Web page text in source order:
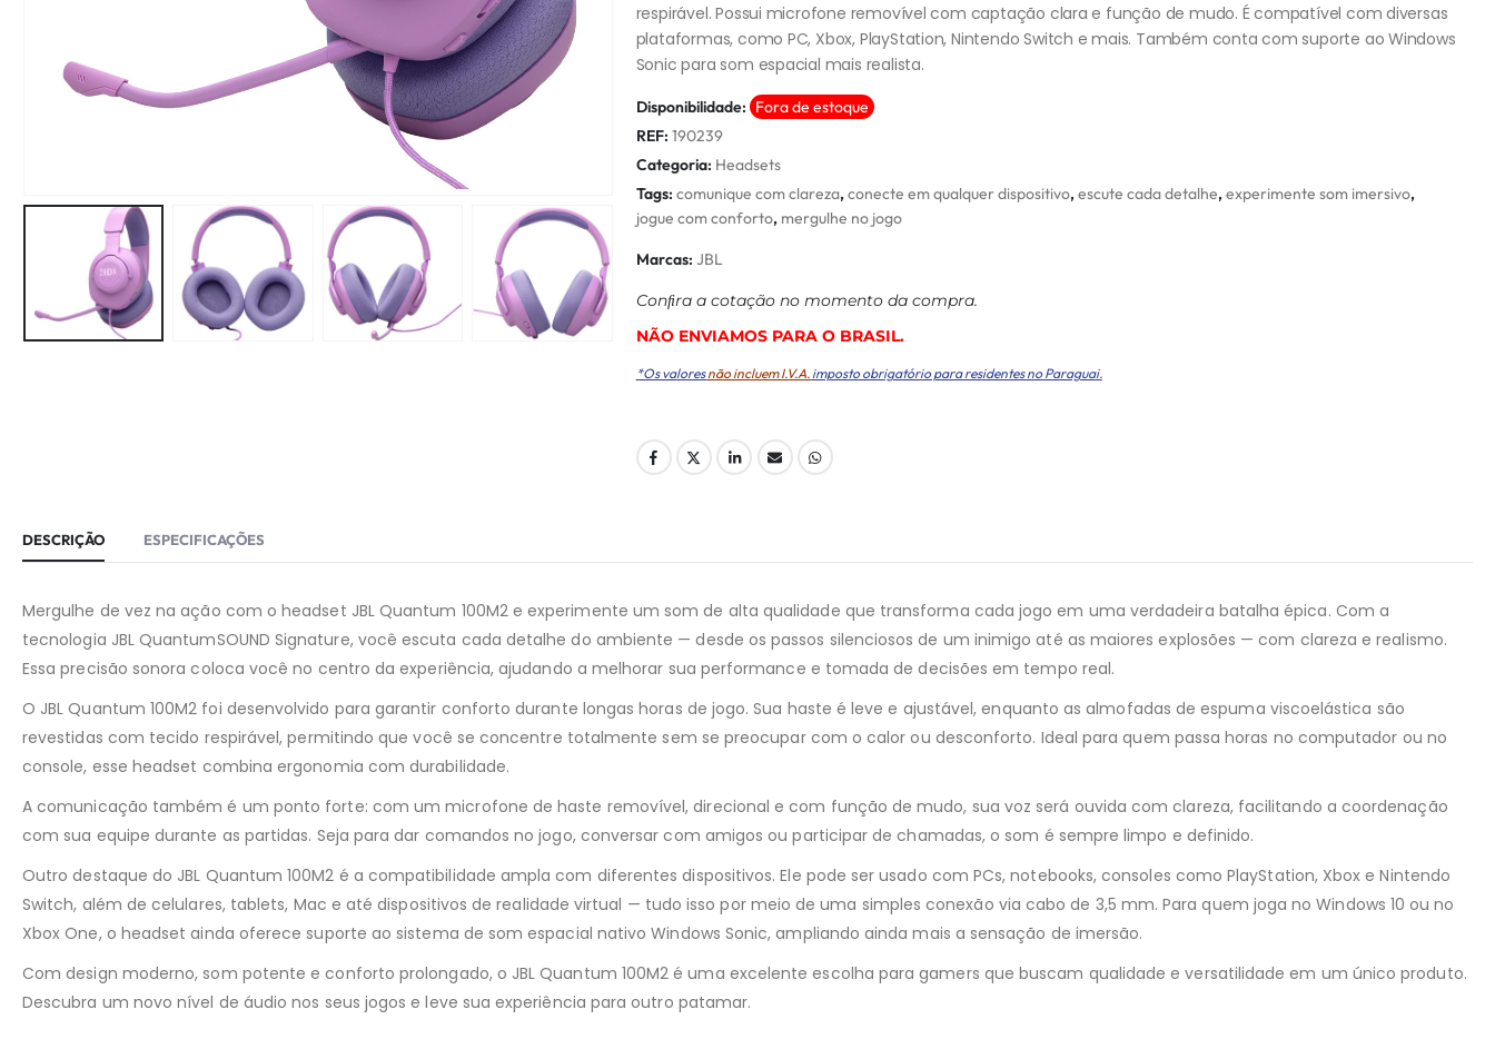
respirável. Possui microfone removível com captação clara e função de mudo. É compatível com diversas
plataformas, como PC, Xbox, PlayStation, Nintendo Switch e mais. Também conta com suporte ao Windows
Sonic para som espacial mais realista.
Disponibilidade: Fora de estoque
REF: 190239
Categoria: Headsets
Tags: comunique com clareza,conecte em qualquer dispositivo,escute cada detalhe,experimente som imersivo,
jogue com conforto, mergulhe no jogo
Marcas: JBL
Conﬁra a cotação no momento da compra.
NÃO ENVIAMOS PARA O BRASIL.
*Os valoresnão incluem I.V.A. imposto obrigatório para residentes no Paraguai.
DESCRIÇÃO ESPECIFICAÇÕES
Mergulhe de vez na ação com o headset JBL Quantum 100M2 e experimente um som de alta qualidade que transforma cada jogo em uma verdadeira batalha épica. Com a
tecnologia JBL QuantumSOUND Signature, você escuta cada detalhe do ambiente — desde os passos silenciosos de um inimigo até as maiores explosões — com clareza e realismo.
Essa precisão sonora coloca você no centro da experiência, ajudando a melhorar sua performance e tomada de decisões em tempo real.
O JBL Quantum 100M2 foi desenvolvido para garantir conforto durante longas horas de jogo. Sua haste é leve e ajustável, enquanto as almofadas de espuma viscoelástica são
revestidas com tecido respirável, permitindo que você se concentre totalmente sem se preocupar com o calor ou desconforto. Ideal para quem passa horas no computador ou no
console, esse headset combina ergonomia com durabilidade.
A comunicação também é um ponto forte: com um microfone de haste removível, direcional e com função de mudo, sua voz será ouvida com clareza, facilitando a coordenação
com sua equipe durante as partidas. Seja para dar comandos no jogo, conversar com amigos ou participar de chamadas, o som é sempre limpo e definido.
Outro destaque do JBL Quantum 100M2 é a compatibilidade ampla com diferentes dispositivos. Ele pode ser usado com PCs, notebooks, consoles como PlayStation, Xbox e Nintendo
Switch, além de celulares, tablets, Mac e até dispositivos de realidade virtual — tudo isso por meio de uma simples conexão via cabo de 3,5 mm. Para quem joga no Windows 10 ou no
Xbox One, o headset ainda oferece suporte ao sistema de som espacial nativo Windows Sonic, ampliando ainda mais a sensação de imersão.
Com design moderno, som potente e conforto prolongado, o JBL Quantum 100M2 é uma excelente escolha para gamers que buscam qualidade e versatilidade em um único produto.
Descubra um novo nível de áudio nos seus jogos e leve sua experiência para outro patamar.